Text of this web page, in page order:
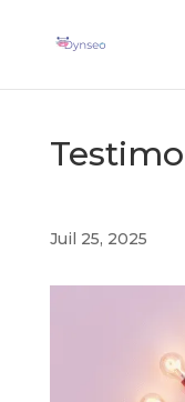
Juil 25, 2025